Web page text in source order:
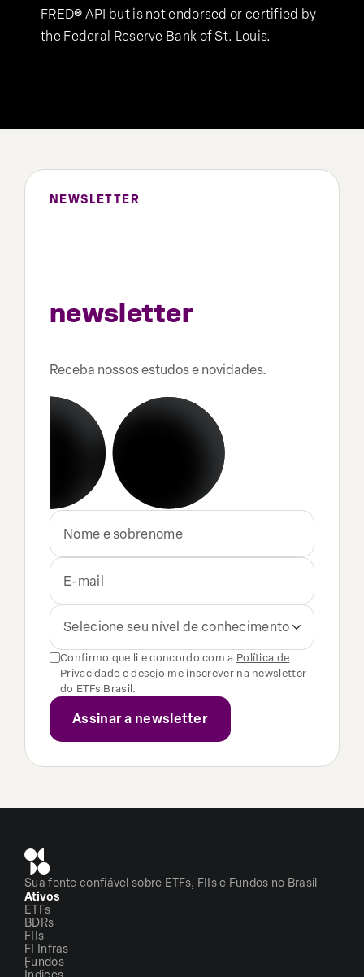
FRED® API but is not endorsed or certified by
the Federal Reserve Bank of St. Louis.
NEWSLETTER
newsletterdo ETFs
Receba nossos estudos e novidades.
Selecione seu nível de conhecimento
Confirmo que li e concordo com a Política de
Privacidade e desejo me inscrever na newsletter
do ETFs Brasil.
Sua fonte confiável sobre ETFs, FIIs e Fundos no Brasil
Ativos
ETFs
BDRs
FIIs
FI Infras
Fundos